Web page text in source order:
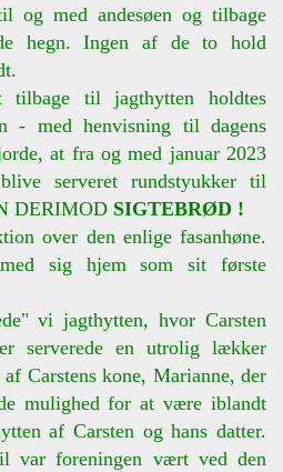
og med andesøen og tilbage
hegn. Ingen af de to hold
til jagthytten holdtes
- med henvisning til dagens
at fra og med januar 2023
serveret rundstyukker til
DERIMOD SIGTEBRØD !
over den enlige fasanhøne.
sig hjem som sit første
vi jagthytten, hvor Carsten
serverede en utrolig lækker
Carstens kone, Marianne, der
mulighed for at være iblandt
af Carsten og hans datter.
var foreningen vært ved den